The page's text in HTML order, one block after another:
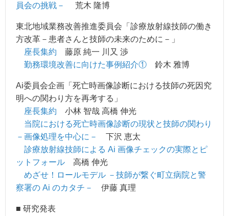
員会の挑戦－
荒木 隆博
東北地域業務改善推進委員会「診療放射線技師の働き
方改革－患者さんと技師の未来のために－」
座長集約 藤原 純一 川又 渉
勤務環境改善に向けた事例紹介① 鈴木 雅博
Ai委員会企画「死亡時画像診断における技師の死因究
明への関わり方を再考する」
座長集約 小林 智哉 高橋 伸光
当院における死亡時画像診断の現状と技師の関わり
－画像処理を中心に－
下沢 恵太
診療放射線技師による Ai 画像チェックの実際とピ
ットフォール 高橋 伸光
めざせ！ロールモデル －技師が繋ぐ町立病院と警
察署の Ai のカタチ－
伊藤 真理
■ 研究発表